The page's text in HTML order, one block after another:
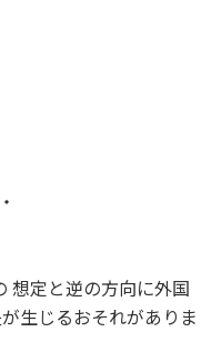
想定と逆の方向に外国
生じるおそれがありま